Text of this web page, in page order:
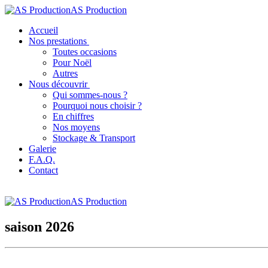
AS Production
Accueil
Nos prestations
Toutes occasions
Pour Noël
Autres
Nous découvrir
Qui sommes-nous ?
Pourquoi nous choisir ?
En chiffres
Nos moyens
Stockage & Transport
Galerie
F.A.Q.
Contact
AS Production
saison 2026